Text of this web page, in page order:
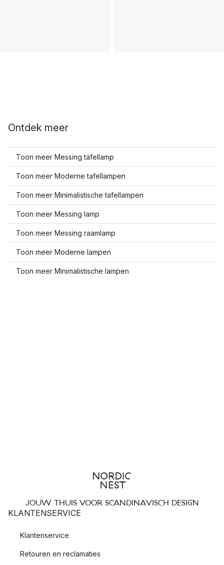
Ontdek meer
Toon meer Messing tafellamp
Toon meer Moderne tafellampen
Toon meer Minimalistische tafellampen
Toon meer Messing lamp
Toon meer Messing raamlamp
Toon meer Moderne lampen
Toon meer Minimalistische lampen
JOUW THUIS VOOR SCANDINAVISCH DESIGN
KLANTENSERVICE
Klantenservice
Retouren en reclamaties